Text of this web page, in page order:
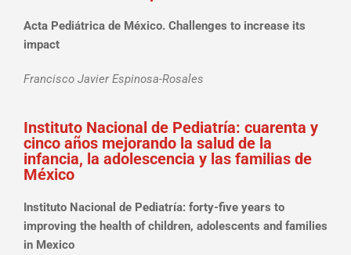
Acta Pediátrica de México. Challenges to increase its
impact
Francisco Javier Espinosa-Rosales
Instituto Nacional de Pediatría: cuarenta y
cinco años mejorando la salud de la
infancia, la adolescencia y las familias de
México
Instituto Nacional de Pediatría: forty-five years to
improving the health of children, adolescents and families
in Mexico